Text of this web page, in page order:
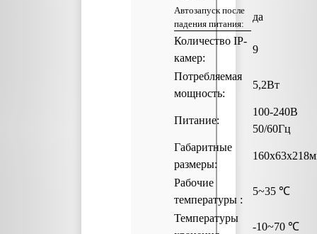
Автозапуск после
падения питания:
да
Количество IP-
камер:
9
Потребляемая
мощность:
5,2Вт
Питание:
100-240В
50/60Гц
Габаритные
размеры:
Рабочие
температуры :
5~35
Температуры
-10~70 ℃